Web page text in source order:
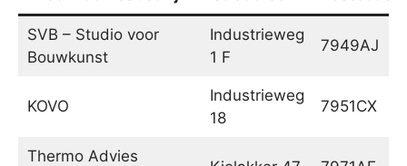
SVB – Studio voor
Bouwkunst
Industrieweg
1 F
7949AJ
KOVO
Industrieweg
18
7951CX
Thermo Advies